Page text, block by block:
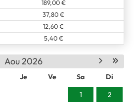
Aou 2026
Je Ve Sa
Di
1
2
189,00 €
37,80 €
12,60 €
5,40 €